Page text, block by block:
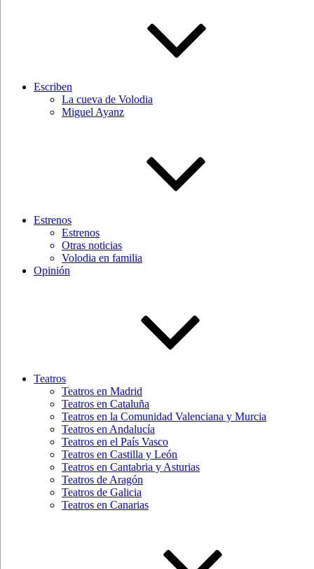
Escriben
La cueva de Volodia
Miguel Ayanz
Estrenos
Estrenos
Otras noticias
Volodia en familia
Opinión
Teatros
Teatros en Madrid
Teatros en Cataluña
Teatros en la Comunidad Valenciana y Murcia
Teatros en Andalucía
Teatros en el País Vasco
Teatros en Castilla y León
Teatros en Cantabria y Asturias
Teatros de Aragón
Teatros de Galicia
Teatros en Canarias